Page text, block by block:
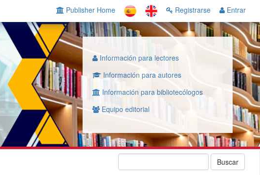
Publisher Home Registrarse Entrar
Información para lectores
Información para autores
Información para bibliotecólogos
Equipo editorial
Buscar